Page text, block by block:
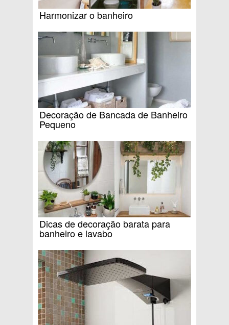
Harmonizar o banheiro
Decoração de Bancada de Banheiro
Pequeno
Dicas de decoração barata para
banheiro e lavabo